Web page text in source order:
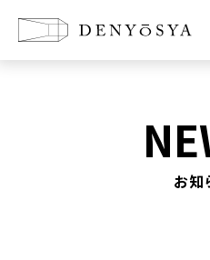
新築に懸ける想い
お知